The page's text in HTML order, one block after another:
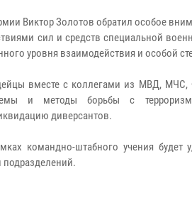
Виктор Золотов обратил особое
сил и средств специальной
уровня взаимодействия и особой
вместе с коллегами из МВД,
и методы борьбы с
диверсантов.
командно-штабного учения